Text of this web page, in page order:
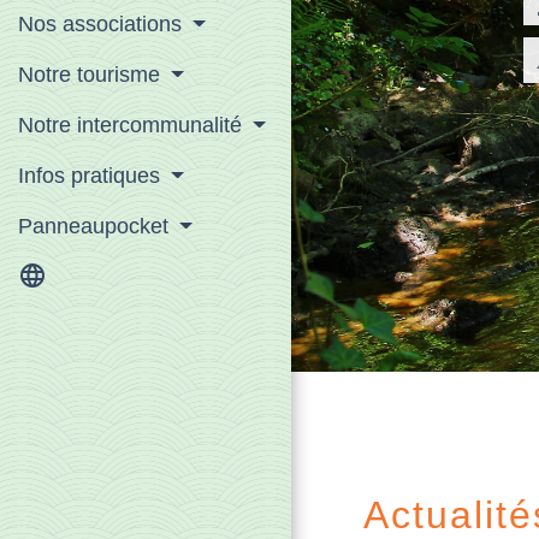
Nos associations
Notre tourisme
Notre intercommunalité
Infos pratiques
Panneaupocket
language